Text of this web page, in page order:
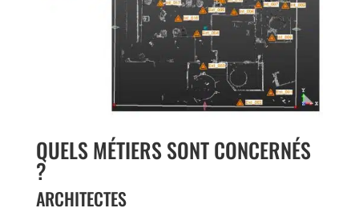
QUELS MÉTIERS SONT CONCERNÉS
?
ARCHITECTES